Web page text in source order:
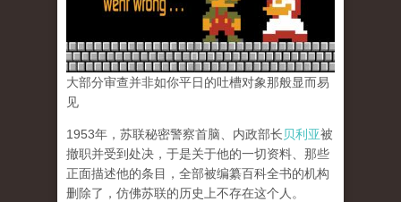
大部分审查并非如你平日的吐槽对象那般显而易
见
1953年，苏联秘密警察首脑、内政部长贝利亚被
撤职并受到处决，于是关于他的一切资料、那些
正面描述他的条目，全部被编纂百科全书的机构
删除了，仿佛苏联的历史上不存在这个人。